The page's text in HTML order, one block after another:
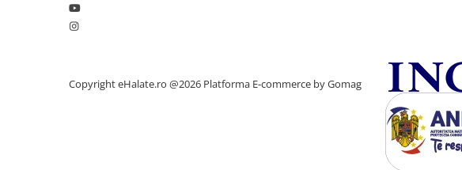
Copyright eHalate.ro @2026 Platforma E-commerce by Gomag